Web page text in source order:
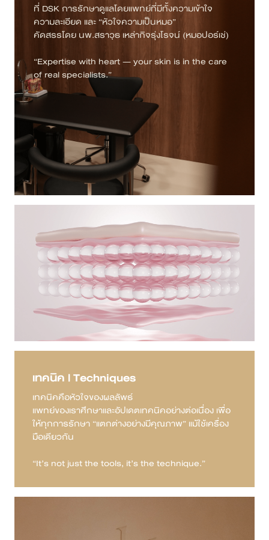
วีดีโอรีวิว
บทความ
โปรโมชั่น
รายชื่อสาขา
สาขา Siam Paragon
สาขา Stadium One
สาขา Asoke
สาขา MRT สุทธิสาร
สาขา เซ็นทรัลปิ่นเกล้า
สาขา บางนา
สาขา CDC
สาขา นครปฐม
English
ไทย
ที่ DSK การรักษาดูแลโดยแพทย์ที่มีทั้งความเข้าใจ
ความละเอียด และ “หัวใจความเป็นหมอ”
คัดสรรโดย นพ.สราวุธ เหล่ากิจรุ่งโรจน์ (หมอปอร์เช่)
“Expertise with heart — your skin is in the care
of real specialists.”
เทคนิค | Techniques
เทคนิคคือหัวใจของผลลัพธ์
แพทย์ของเราศึกษาและอัปเดตเทคนิคอย่างต่อเนื่อง เพื่อ
ให้ทุกการรักษา “แตกต่างอย่างมีคุณภาพ” แม้ใช้เครื่อง
มือเดียวกัน
“It’s not just the tools, it’s the technique.”